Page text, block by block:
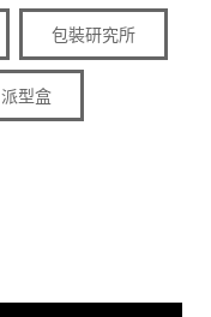
包裝研究所
派型盒